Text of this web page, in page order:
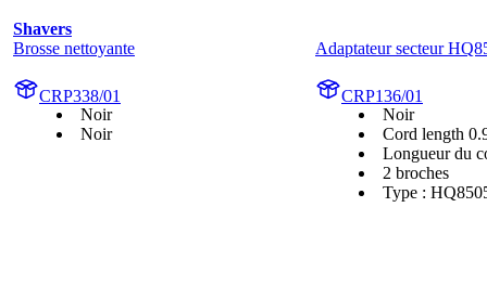
Shavers
Brosse nettoyante
CRP338/01
Noir
Noir
Adaptateur secteur
CRP136/01
Noir
Cord length
Longueur du
2 broches
Type :